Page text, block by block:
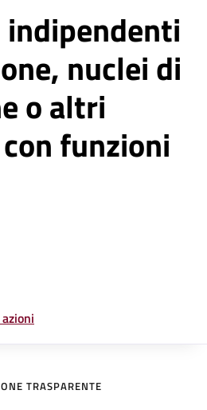
nuclei di
o altri
funzioni
TRASPARENTE